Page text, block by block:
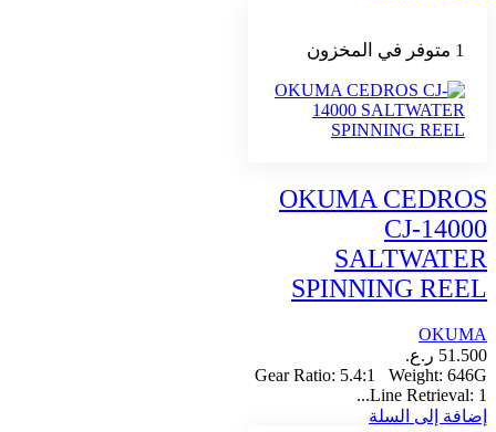
1 متوفر في المخزون
OKUMA CEDROS
CJ-14000
SALTWATER
SPINNING REEL
OKUMA
51.500 ر.ع.
Gear Ratio: 5.4:1 Weight: 646G
Line Retrieval: 1...
إضافة إلى السلة